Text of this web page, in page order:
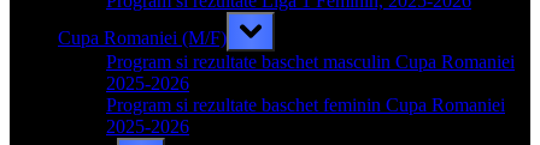
Cupa Romaniei (M/F)
Toggle
sub-
menu
Program si rezultate baschet masculin Cupa Romaniei
2025-2026
Program si rezultate baschet feminin Cupa Romaniei
2025-2026